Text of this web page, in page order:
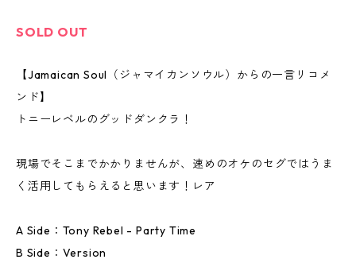
SOLD OUT
【Jamaican Soul（ジャマイカンソウル）からの一言リコメ
ンド】
トニーレベルのグッドダンクラ！
現場でそこまでかかりませんが、速めのオケのセグではうま
く活用してもらえると思います！レア
A Side：Tony Rebel ‎- Party Time
B Side：Version